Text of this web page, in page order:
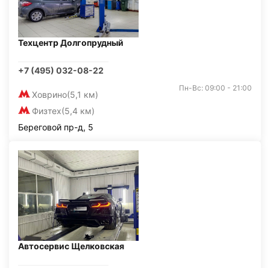
Техцентр Долгопрудный
+7 (495) 032-08-22
Ховрино(5,1 км)
Физтех(5,4 км)
Пн-Вс: 09:00 - 21:00
Береговой пр-д, 5
Автосервис Щелковская